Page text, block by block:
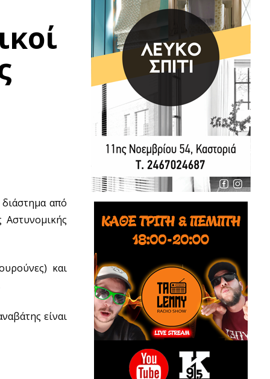
από
Αστυνομικής
και
είναι